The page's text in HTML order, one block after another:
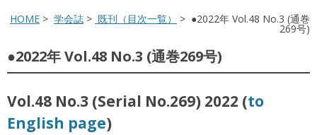
HOME > 学会誌 > 既刊（目次一覧） > ●2022年 Vol.48 No.3 (通巻
269号)
●2022年 Vol.48 No.3 (通巻269号)
Vol.48 No.3 (Serial No.269) 2022 (to
English page)